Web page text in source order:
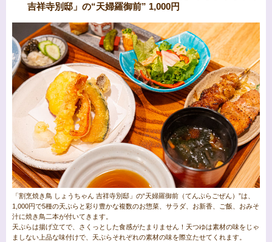
吉祥寺別邸」の“天婦羅御前” 1,000円
「割烹焼き鳥 しょうちゃん 吉祥寺別邸」の“天婦羅御前（てんぷらごぜん）”は、
1,000円で5種の天ぷらと彩り豊かな複数のお惣菜、サラダ、お新香、ご飯、おみそ
汁に焼き鳥二本が付いてきます。
天ぷらは揚げ立てで、さくっとした食感がたまりません！天つゆは素材の味をじゃ
ましない上品な味付けで、天ぷらそれぞれの素材の味を際立たせてくれます。